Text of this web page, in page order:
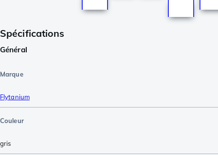
Spécifications
Général
Marque
Flytanium
Couleur
gris